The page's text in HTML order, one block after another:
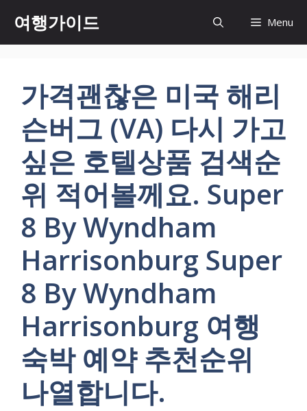
츠
여행가이드 Menu
가격괜찮은 미국 해리
슨버그 (VA) 다시 가고
싶은 호텔상품 검색순
위 적어볼께요. Super
8 By Wyndham
Harrisonburg Super
8 By Wyndham
Harrisonburg 여행
숙박 예약 추천순위
나열합니다.